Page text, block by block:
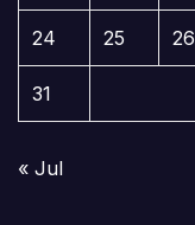
24 25 26
31
« Jul